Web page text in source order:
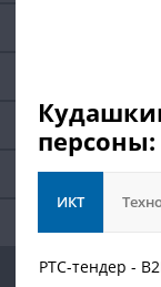
персоны:
ИКТ
РТС-тендер -